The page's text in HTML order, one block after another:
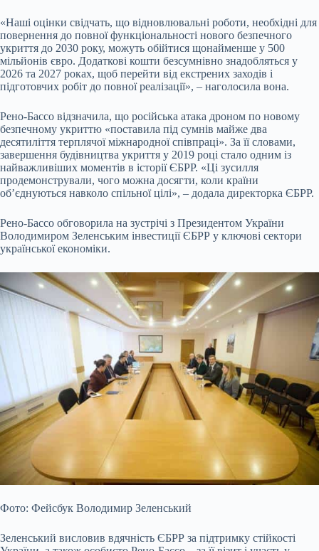
«Наші оцінки свідчать, що відновлювальні роботи, необхідні для
повернення до повної функціональності нового безпечного
укриття до 2030 року, можуть обійтися щонайменше у 500
мільйонів євро. Додаткові кошти безсумнівно знадобляться у
2026 та 2027 роках, щоб перейти від екстрених заходів і
підготовчих робіт до повної реалізації», – наголосила вона.
Рено-Бассо відзначила, що російська атака дроном по новому
безпечному укриттю «поставила під сумнів майже два
десятиліття терплячої міжнародної співпраці». За її словами,
завершення будівництва укриття у 2019 році стало одним із
найважливіших моментів в історії ЄБРР. «Ці зусилля
продемонстрували, чого можна досягти, коли країни
об’єднуються навколо спільної цілі», – додала директорка ЄБРР.
Рено-Бассо обговорила на зустрічі з Президентом України
Володимиром Зеленським інвестиції ЄБРР у ключові сектори
української економіки.
Фото: Фейсбук Володимир Зеленський
Зеленський висловив вдячність ЄБРР за підтримку стійкості